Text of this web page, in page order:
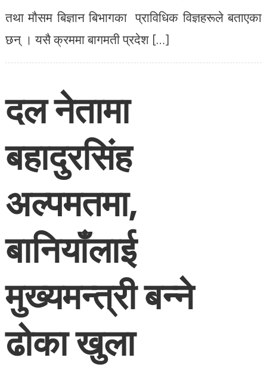
तथा मौसम बिज्ञान बिभागका प्राविधिक विज्ञहरूले बताएका
छन् । यसै क्रममा बागमती प्रदेश […]
दल नेतामा
बहादुरसिंह
अल्पमतमा,
बानियाँलाई
मुख्यमन्त्री बन्ने
ढोका खुला